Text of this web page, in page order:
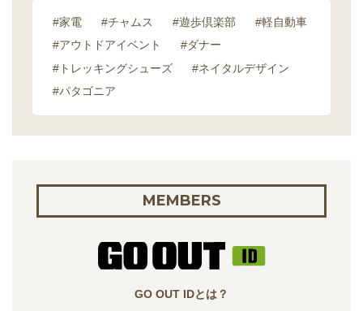
#家電 #チャムス #遊歩倶楽部
#軽自動車
#アウトドアイベント
#ダナー
#トレッキングシューズ
#ネイタルデザイン
#パタゴニア
MEMBERS
GO OUT IDとは？